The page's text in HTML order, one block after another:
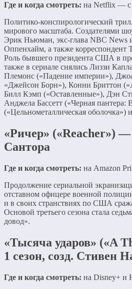
Где и когда смотреть: на Netflix — с
Политико-конспирологический
мирового масштаба. Создателями
Эрик Ньюман, экс-глава NBC News
Оппенхайм, а также
Роль бывшего президента США в
также в сериале снялись Лиззи
Племонс («Падение империи»),
«Джейсон Борн»), Конни Бриттон
Билл Кэмп («Оставленные»), Дэн
Анджела Бассетт («Черная
(«Цельнометаллическая
«Ричер» («Reacher») —
Сантора
Где и когда смотреть: на Amazon
Продолжение сериальной
отставном офицере военной
и в своих странствиях по США
Основой третьего сезона стала
довод».
«Тысяча ударов» («A
1 сезон, созд. Стивен
Где и когда смотреть: на Disney+ и